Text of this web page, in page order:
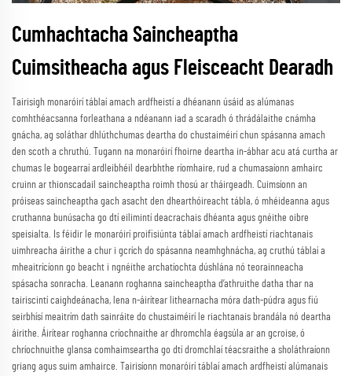
Cumhachtacha Saincheaptha
Cuimsitheacha agus Fleisceacht Dearadh
Tairisigh monaróirí táblaí amach ardfheistí a dhéanann úsáid as alúmanas
comhthéacsanna forleathana a ndéanann iad a scaradh ó thrádálaithe cnámha
gnácha, ag soláthar dhlúthchumas deartha do chustaiméirí chun spásanna amach
den scoth a chruthú. Tugann na monaróirí fhoirne deartha in-ábhar acu atá curtha ar
chumas le bogearraí ardleibhéil dearbhthe ríomhaire, rud a chumasaíonn amhairc
cruinn ar thionscadail saincheaptha roimh thosú ar tháirgeadh. Cuimsíonn an
próiseas saincheaptha gach asacht den dhearthóireacht tábla, ó mhéideanna agus
cruthanna bunúsacha go dtí eilimintí deacrachais dhéanta agus gnéithe oibre
speisialta. Is féidir le monaróirí proifisiúnta táblaí amach ardfheistí riachtanais
uimhreacha áirithe a chur i gcrích do spásanna neamhghnácha, ag cruthú táblaí a
mheaitrícíonn go beacht i ngnéithe archatíochta dúshlána nó teorainneacha
spásacha sonracha. Leanann roghanna saincheaptha d’athruithe datha thar na
tairiscintí caighdeánacha, lena n-áirítear lithearnacha móra dath-púdra agus fiú
seirbhísí meaitrím dath sainráite do chustaiméirí le riachtanais brandála nó deartha
áirithe. Áirítear roghanna críochnaithe ar dhromchla éagsúla ar an gcroise, ó
chríochnuithe glansa comhaimseartha go dtí dromchlaí téacsraithe a sholáthraíonn
griang agus suim amhairce. Tairisíonn monaróirí táblaí amach ardfheistí alúmanais